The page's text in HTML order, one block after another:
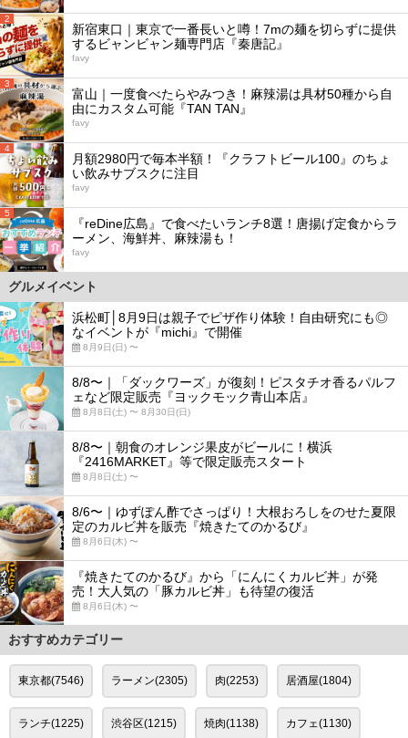
2
新宿東口｜東京で一番長いと噂！7mの麺を切らずに提供
するビャンビャン麺専門店『秦唐記』
favy
3
富山｜一度食べたらやみつき！麻辣湯は具材50種から自
由にカスタム可能『TAN TAN』
favy
4
月額2980円で毎本半額！『クラフトビール100』のちょ
い飲みサブスクに注目
favy
5
『reDine広島』で食べたいランチ8選！唐揚げ定食からラ
ーメン、海鮮丼、麻辣湯も！
favy
グルメイベント
浜松町│8月9日は親子でピザ作り体験！自由研究にも◎
なイベントが『michi』で開催
8月9日(日) 〜
8/8〜｜「ダックワーズ」が復刻！ピスタチオ香るパルフ
ェなど限定販売『ヨックモック青山本店』
8月8日(土) 〜 8月30日(日)
8/8〜｜朝食のオレンジ果皮がビールに！横浜
『2416MARKET』等で限定販売スタート
8月8日(土) 〜
8/6〜｜ゆずぽん酢でさっぱり！大根おろしをのせた夏限
定のカルビ丼を販売『焼きたてのかるび』
8月6日(木) 〜
『焼きたてのかるび』から「にんにくカルビ丼」が発
売！大人気の「豚カルビ丼」も待望の復活
8月6日(木) 〜
おすすめカテゴリー
東京都(7546) ラーメン(2305) 肉(2253) 居酒屋(1804)
ランチ(1225) 渋谷区(1215) 焼肉(1138) カフェ(1130)